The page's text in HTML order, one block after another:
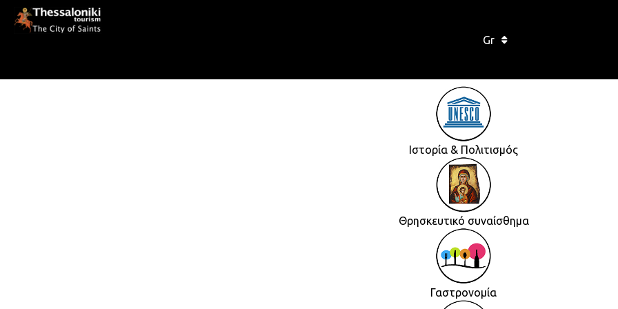
Gr
Ιστορία & Πολιτισμός
Θρησκευτικό συναίσθημα
Γαστρονομία